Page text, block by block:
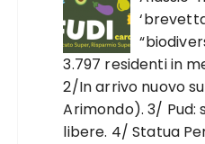
3.797 residenti in
2/In arrivo nuovo
Arimondo). 3/ Pud:
libere. 4/ Statua